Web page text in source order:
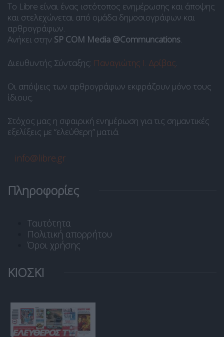
Το Libre είναι ένας ιστότοπος ενημέρωσης και άποψης
και στελεχώνεται από ομάδα δημοσιογράφων και
αρθρογράφων.
Ανήκει στην SP COM Media @Communcations.
Διευθυντής Σύνταξης: Παναγιώτης Ι. Δρίβας.
Οι απόψεις των αρθρογράφων εκφράζουν μόνο τους
ίδιους.
Στόχος μας η σφαιρική ενημέρωση για τις σημαντικές
εξελίξεις με “ελεύθερη” ματιά.
info@libre.gr
Πληροφορίες
Ταυτότητα
Πολιτική απορρήτου
Όροι χρήσης
ΚΙΟΣΚΙ